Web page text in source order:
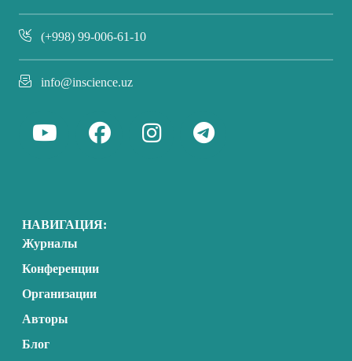
(+998) 99-006-61-10
info@inscience.uz
НАВИГАЦИЯ:
Журналы
Конференции
Организации
Авторы
Блог